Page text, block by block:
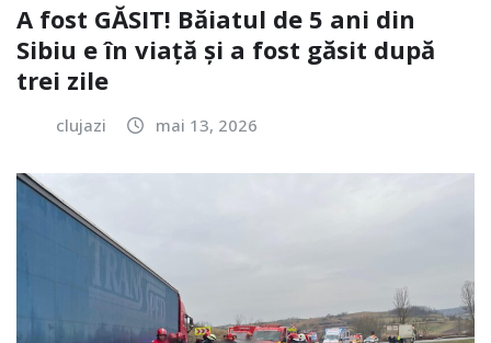
A fost GĂSIT! Băiatul de 5 ani din
Sibiu e în viață și a fost găsit după
trei zile
clujazi mai 13, 2026